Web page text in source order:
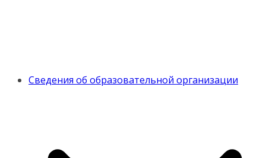
Сведения об образовательной организации